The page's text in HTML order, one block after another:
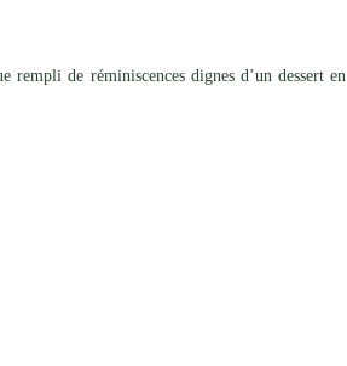
rempli de réminiscences dignes d’un dessert en